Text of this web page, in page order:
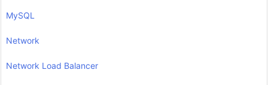
MySQL
Network
Network Load Balancer